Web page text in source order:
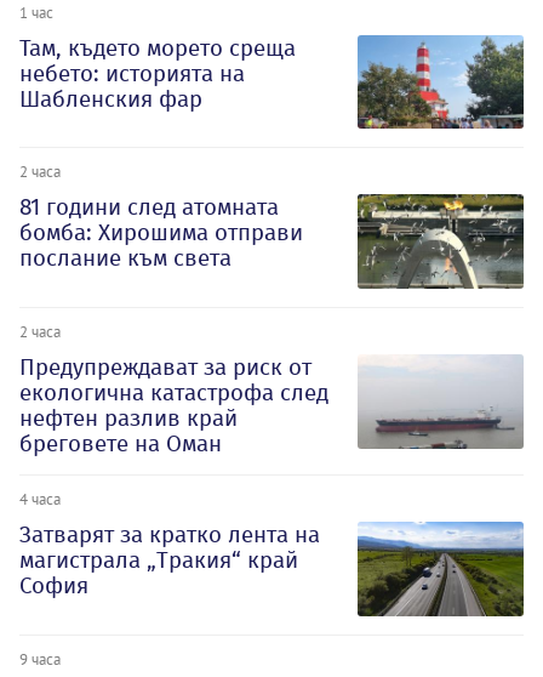
1 час
Там, където морето среща
небето: историята на
Шабленския фар
2 часа
81 години след атомната
бомба: Хирошима отправи
послание към света
2 часа
Предупреждават за риск от
екологична катастрофа след
нефтен разлив край
бреговете на Оман
4 часа
Затварят за кратко лента на
магистрала „Тракия“ край
София
9 часа